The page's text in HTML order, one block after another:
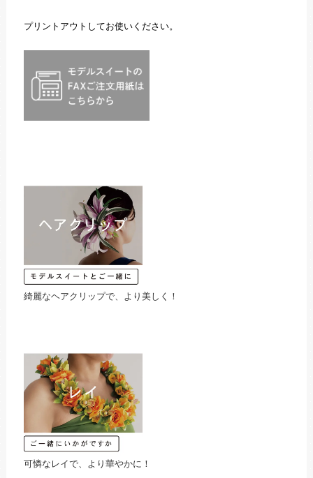
プリントアウトしてお使いください。
綺麗なヘアクリップで、より美しく！
可憐なレイで、より華やかに！